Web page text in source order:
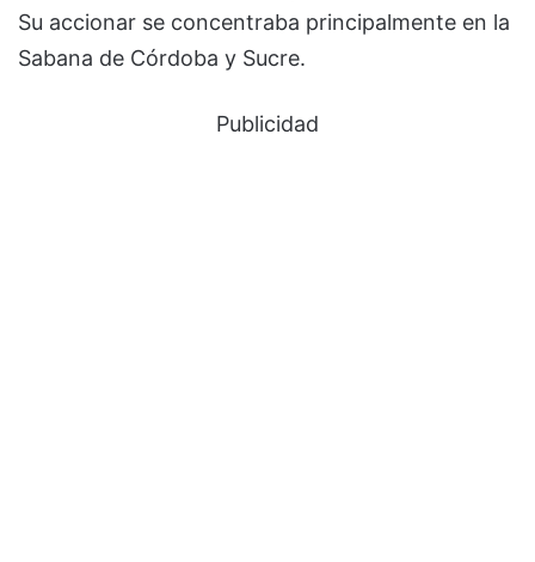
Su accionar se concentraba principalmente en la
Sabana de Córdoba y Sucre.
Publicidad